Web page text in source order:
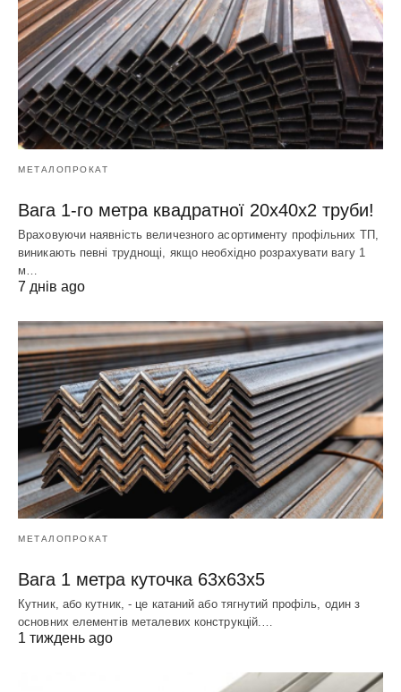
МЕТАЛОПРОКАТ
Вага 1-го метра квадратної 20х40х2 труби!
Враховуючи наявність величезного асортименту профільних ТП,
виникають певні труднощі, якщо необхідно розрахувати вагу 1
м…
7 днів ago
МЕТАЛОПРОКАТ
Вага 1 метра куточка 63х63х5
Кутник, або кутник, - це катаний або тягнутий профіль, один з
основних елементів металевих конструкцій.…
1 тиждень ago